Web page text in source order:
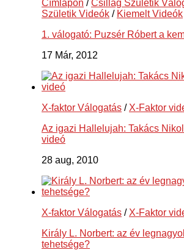
Címlapon / Csillag Születik
Születik Videók / Kiemelt Videók
1. válogató: Puzsér Róbert a
17 Már, 2012
X-faktor Válogatás / X-Faktor
Az igazi Hallelujah: Takács
videó
28 aug, 2010
X-faktor Válogatás / X-Faktor
Király L. Norbert: az év
tehetsége?